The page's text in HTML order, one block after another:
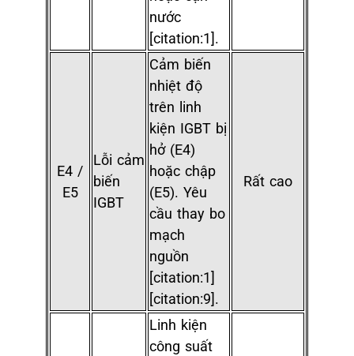
nước
[citation:1].
E4 /
E5
Lỗi cảm
biến
IGBT
Cảm biến
nhiệt độ
trên linh
kiện IGBT bị
hở (E4)
hoặc chập
(E5). Yêu
cầu thay bo
mạch
nguồn
[citation:1]
[citation:9].
Rất cao
Linh kiện
công suất